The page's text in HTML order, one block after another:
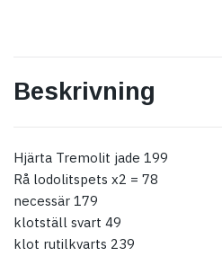
Beskrivning
Hjärta Tremolit jade 199
Rå lodolitspets x2 = 78
necessär 179
klotställ svart 49
klot rutilkvarts 239